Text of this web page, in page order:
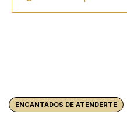
ENCANTADOS DE ATENDERTE